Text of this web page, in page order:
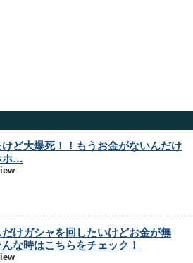
ど大爆死！！もうお金がないんだけ
ホ…
だけガシャを回したいけどお金が無
な時はこちらをチェック！